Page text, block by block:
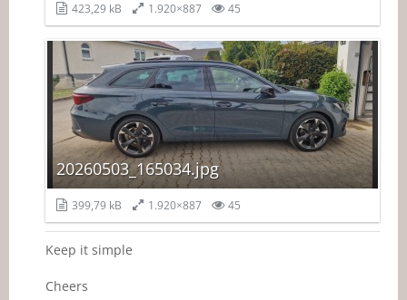
423,29 kB 1.920×887 45
20260503_165034.jpg
399,79 kB 1.920×887 45
Keep it simple
Cheers